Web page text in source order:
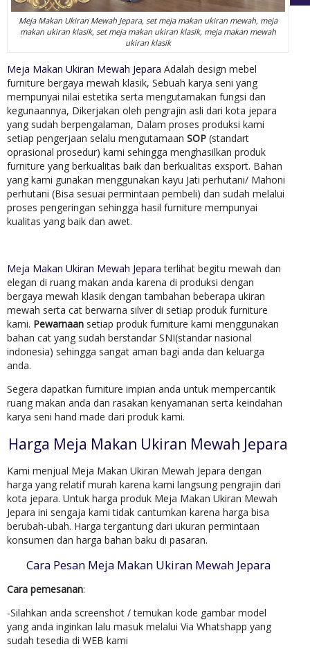
Meja Makan Ukiran Mewah Jepara, set meja makan ukiran mewah, meja
makan ukiran klasik, set meja makan ukiran klasik, meja makan mewah
ukiran klasik
Meja Makan Ukiran Mewah Jepara Adalah design mebel
furniture bergaya mewah klasik, Sebuah karya seni yang
mempunyai nilai estetika serta mengutamakan fungsi dan
kegunaannya, Dikerjakan oleh pengrajin asli dari kota jepara
yang sudah berpengalaman, Dalam proses produksi kami
setiap pengerjaan selalu mengutamaan SOP (standart
oprasional prosedur) kami sehingga menghasilkan produk
furniture yang berkualitas baik dan berkualitas exsport. Bahan
yang kami gunakan menggunakan kayu Jati perhutani/ Mahoni
perhutani (Bisa sesuai permintaan pembeli) dan sudah melalui
proses pengeringan sehingga hasil furniture mempunyai
kualitas yang baik dan awet.
Meja Makan Ukiran Mewah Jepara terlihat begitu mewah dan
elegan di ruang makan anda karena di produksi dengan
bergaya mewah klasik dengan tambahan beberapa ukiran
mewah serta cat berwarna silver di setiap produk furniture
kami. Pewarnaan setiap produk furniture kami menggunakan
bahan cat yang sudah berstandar SNI(standar nasional
indonesia) sehingga sangat aman bagi anda dan keluarga
anda.
Segera dapatkan furniture impian anda untuk mempercantik
ruang makan anda dan rasakan kenyamanan serta keindahan
karya seni hand made dari produk kami.
Harga Meja Makan Ukiran Mewah Jepara
Kami menjual Meja Makan Ukiran Mewah Jepara dengan
harga yang relatif murah karena kami langsung pengrajin dari
kota jepara. Untuk harga produk Meja Makan Ukiran Mewah
Jepara ini sengaja kami tidak cantumkan karena harga bisa
berubah-ubah. Harga tergantung dari ukuran permintaan
konsumen dan harga bahan baku di pasaran.
Cara Pesan Meja Makan Ukiran Mewah Jepara
Cara pemesanan:
-Silahkan anda screenshot / temukan kode gambar model
yang anda inginkan lalu masuk melalui Via Whatshapp yang
sudah tesedia di WEB kami